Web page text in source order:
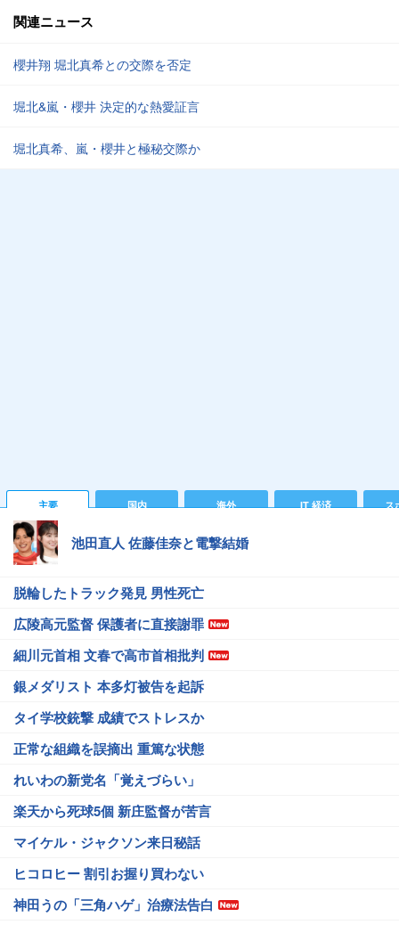
関連ニュース
櫻井翔 堀北真希との交際を否定
堀北&嵐・櫻井 決定的な熱愛証言
堀北真希、嵐・櫻井と極秘交際か
主要 国内 海外 IT 経済 ス
池田直人 佐藤佳奈と電撃結婚
脱輪したトラック発見 男性死亡
広陵高元監督 保護者に直接謝罪
細川元首相 文春で高市首相批判
銀メダリスト 本多灯被告を起訴
タイ学校銃撃 成績でストレスか
正常な組織を誤摘出 重篤な状態
れいわの新党名「覚えづらい」
楽天から死球5個 新庄監督が苦言
マイケル・ジャクソン来日秘話
ヒコロヒー 割引お握り買わない
神田うの「三角ハゲ」治療法告白